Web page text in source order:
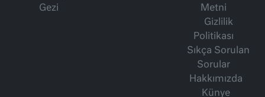
Gezi
Metni
Gizlilik
Politikası
Sıkça Sorulan
Sorular
Hakkımızda
Künye